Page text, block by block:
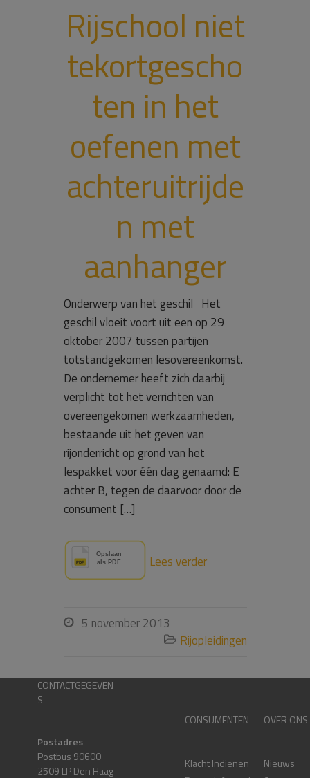
Rijschool niet
tekortgescho
ten in het
oefenen met
achteruitrijde
n met
aanhanger
Onderwerp van het geschil Het
geschil vloeit voort uit een op 29
oktober 2007 tussen partijen
totstandgekomen lesovereenkomst.
De ondernemer heeft zich daarbij
verplicht tot het verrichten van
overeengekomen werkzaamheden,
bestaande uit het geven van
rijonderricht op grond van het
lespakket voor één dag genaamd: E
achter B, tegen de daarvoor door de
consument […]
Lees verder
 5 november 2013
 Rijopleidingen
CONTACTGEGEVEN
S
Postadres
Postbus 90600
2509 LP Den Haag
CONSUMENTEN
Klacht Indienen
OVER ONS
Nieuws